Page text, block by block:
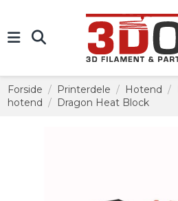
Forside Printerdele Hotend
hotend
Dragon Heat Block